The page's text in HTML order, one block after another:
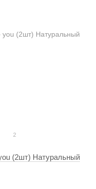
2
(2шт) Натуральный